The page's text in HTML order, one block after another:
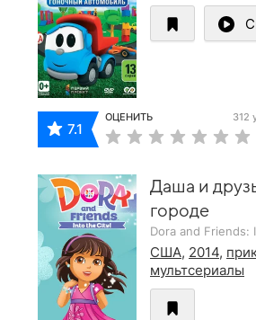
7.1
ОЦЕНИТЬ 312
Даша и
городе
Dora and Friends:
США, 2014,
мультсериалы